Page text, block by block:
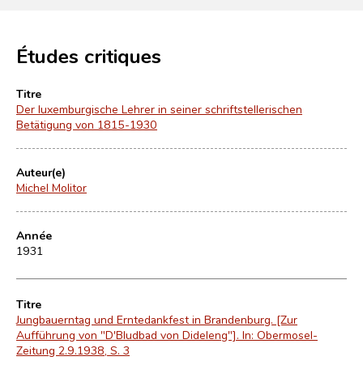
Études critiques
Titre
Der luxemburgische Lehrer in seiner schriftstellerischen
Betätigung von 1815-1930
Auteur(e)
Michel Molitor
Année
1931
Titre
Jungbauerntag und Erntedankfest in Brandenburg. [Zur
Aufführung von "D'Bludbad von Dideleng"]. In: Obermosel-
Zeitung 2.9.1938, S. 3